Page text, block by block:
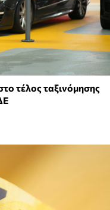
τέλος ταξινόμησης